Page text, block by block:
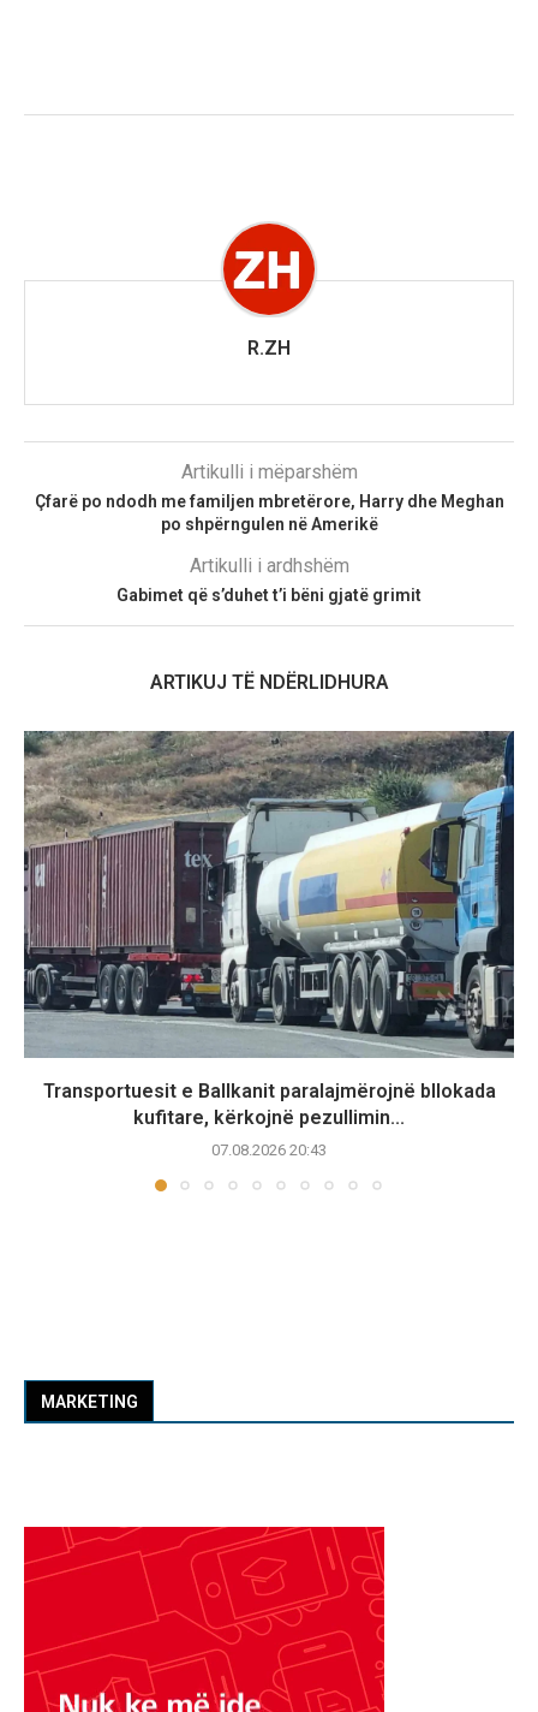
R.ZH
Artikulli i mëparshëm
Çfarë po ndodh me familjen mbretërore, Harry dhe Meghan
po shpërngulen në Amerikë
Artikulli i ardhshëm
Gabimet që s’duhet t’i bëni gjatë grimit
ARTIKUJ TË NDËRLIDHURA
Transportuesit e Ballkanit paralajmërojnë bllokada
kufitare, kërkojnë pezullimin...
07.08.2026 20:43
MARKETING